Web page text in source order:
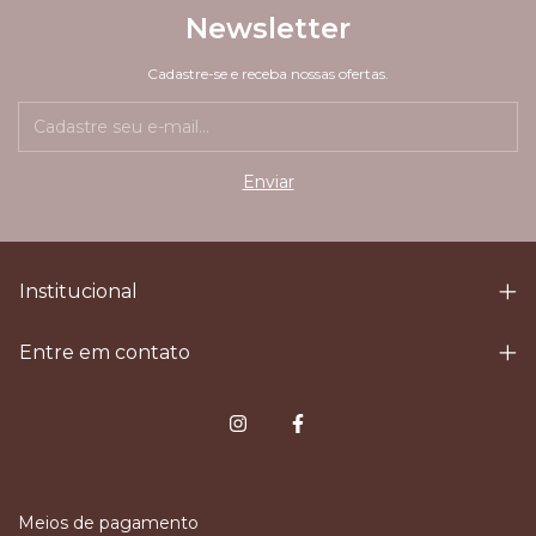
Newsletter
Cadastre-se e receba nossas ofertas.
Institucional
Entre em contato
Meios de pagamento